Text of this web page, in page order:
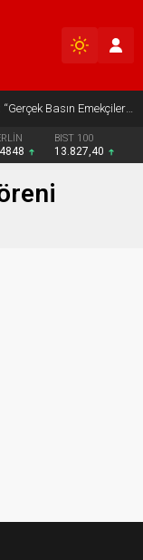
Batman Basın Derneği’nden Çağrı: “Gerçek Basın Emekçileri Desteklenmeli”
BIST 100
13.827,40